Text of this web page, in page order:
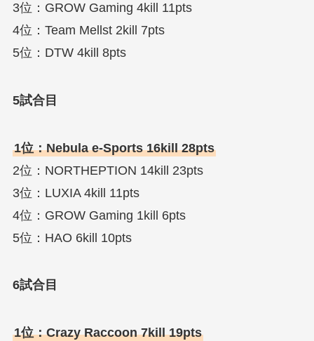
3位：GROW Gaming 4kill 11pts
4位：Team Mellst 2kill 7pts
5位：DTW 4kill 8pts
5試合目
1位：Nebula e-Sports 16kill 28pts
2位：NORTHEPTION 14kill 23pts
3位：LUXIA 4kill 11pts
4位：GROW Gaming 1kill 6pts
5位：HAO 6kill 10pts
6試合目
1位：Crazy Raccoon 7kill 19pts